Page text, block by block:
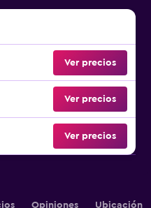
Ver precios
Ver precios
Ver precios
Opiniones Ubicación